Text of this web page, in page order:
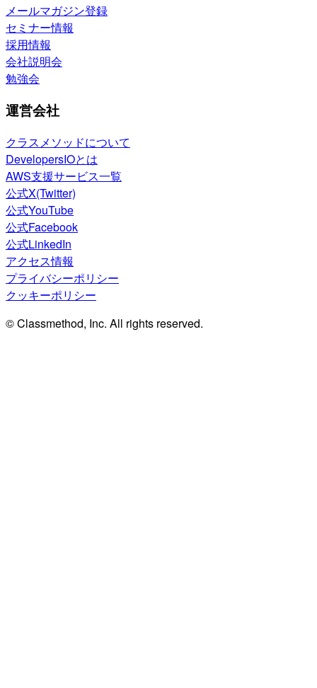
メールマガジン登録
セミナー情報
採用情報
会社説明会
勉強会
運営会社
クラスメソッドについて
DevelopersIOとは
AWS支援サービス一覧
公式X(Twitter)
公式YouTube
公式Facebook
公式LinkedIn
アクセス情報
プライバシーポリシー
クッキーポリシー
© Classmethod, Inc. All rights reserved.